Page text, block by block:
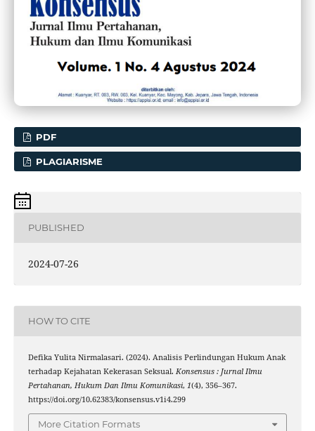
PDF
PLAGIARISME
PUBLISHED
2024-07-26
HOW TO CITE
Defika Yulita Nirmalasari. (2024). Analisis Perlindungan Hukum Anak
terhadap Kejahatan Kekerasan Seksual. Konsensus : Jurnal Ilmu
Pertahanan, Hukum Dan Ilmu Komunikasi, 1(4), 356–367.
https://doi.org/10.62383/konsensus.v1i4.299
More Citation Formats